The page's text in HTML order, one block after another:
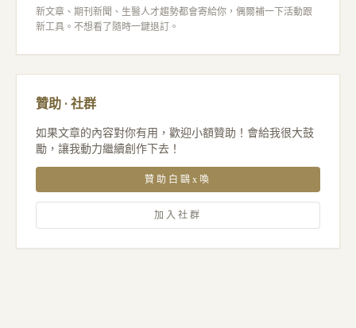
新文章、期刊新聞、生醫人才趨勢都會寄給你，偶爾補一下活動跟
新工具。不想看了隨時一鍵退訂。
贊助 · 社群
如果文章的內容對你有用，歡迎小額贊助！會給我很大鼓
勵，讓我動力繼續創作下去！
贊助白鷗x喚
加入社群